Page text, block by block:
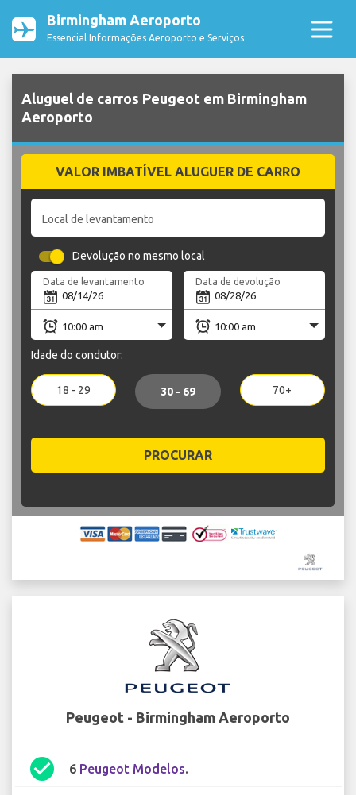
Birmingham Aeroporto
Essencial Informações Aeroporto e Serviços
Aluguel de carros Peugeot em Birmingham
Aeroporto
VALOR IMBATÍVEL ALUGUER DE CARRO
Local de levantamento
Devolução no mesmo local
Data de levantamento Data de devolução
Idade do condutor:
18 - 29 30 - 69 70+
PROCURAR
Peugeot - Birmingham Aeroporto
check_circle 6 Peugeot Modelos.